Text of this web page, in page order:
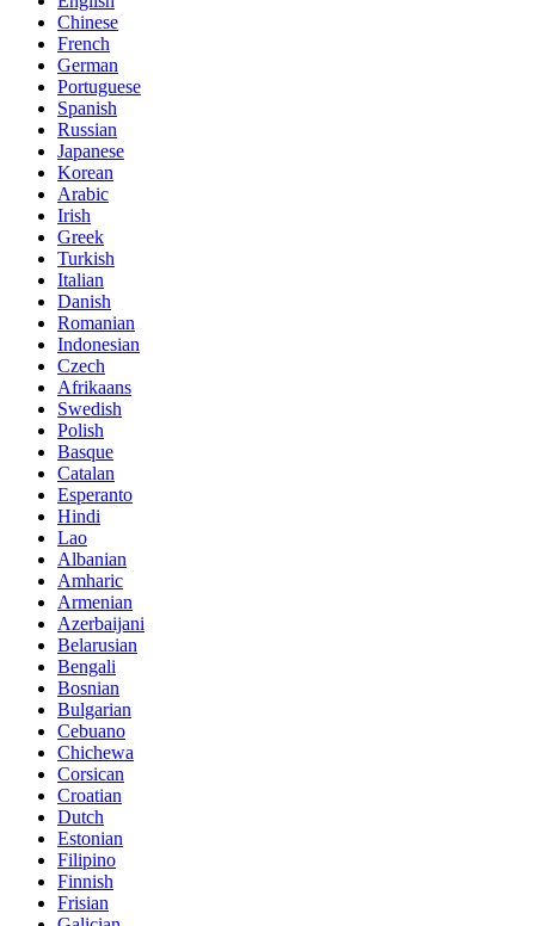
Chinese
French
German
Portuguese
Spanish
Russian
Japanese
Korean
Arabic
Irish
Greek
Turkish
Italian
Danish
Romanian
Indonesian
Czech
Afrikaans
Swedish
Polish
Basque
Catalan
Esperanto
Hindi
Lao
Albanian
Amharic
Armenian
Azerbaijani
Belarusian
Bengali
Bosnian
Bulgarian
Cebuano
Chichewa
Corsican
Croatian
Dutch
Estonian
Filipino
Finnish
Frisian